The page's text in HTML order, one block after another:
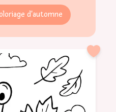
d'automne